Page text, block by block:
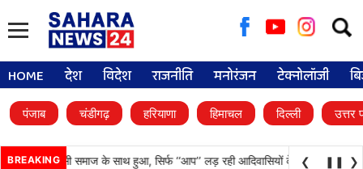
for:
HOME देश विदेश राजनीति मनोरंजन टेक्नोलॉजी
पंजाब चंडीगढ़ हरियाणा हिमाचल दिल्ली उत्तर
BREAKING
आदिवासी समाज के साथ हुआ, सिर्फ ‘‘आप’’ लड़ रही आदिवासियों के अधिकारों की
❮ ❚❚ ❯